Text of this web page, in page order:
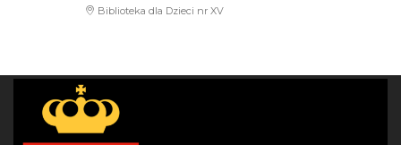
Biblioteka dla Dzieci nr XV